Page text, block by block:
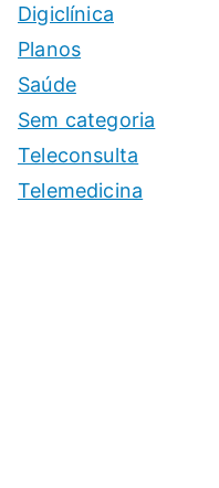
Digiclínica
Planos
Saúde
Sem categoria
Teleconsulta
Telemedicina